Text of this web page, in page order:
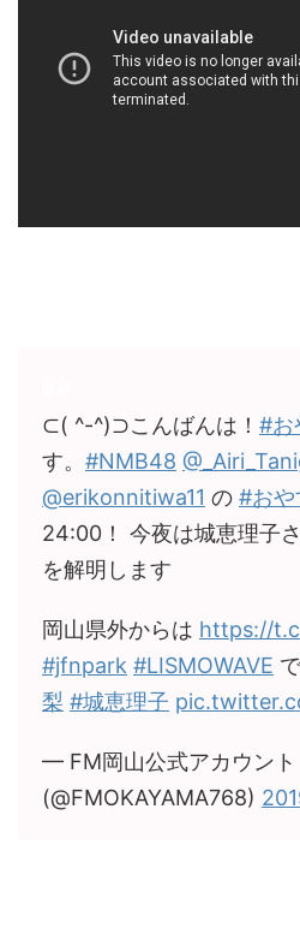
⊂( ^-^)⊃こんばんは！ #お
す。 #NMB48
@erikonnitiwa11 の #お
24:00！ 今夜は城恵理子
を解明します
岡山県外からは https://
#jfnpark #LISMOWAVE
梨 #城恵理子
— FM岡山公式アカウント
(@FMOKAYAMA768)